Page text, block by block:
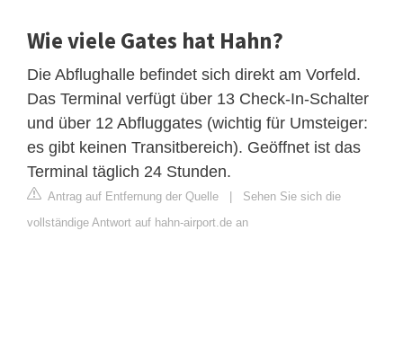
Wie viele Gates hat Hahn?
Die Abflughalle befindet sich direkt am Vorfeld.
Das Terminal verfügt über 13 Check-In-Schalter
und über 12 Abfluggates (wichtig für Umsteiger:
es gibt keinen Transitbereich). Geöffnet ist das
Terminal täglich 24 Stunden.
Antrag auf Entfernung der Quelle
Sehen Sie sich die
vollständige Antwort auf hahn-airport.de an